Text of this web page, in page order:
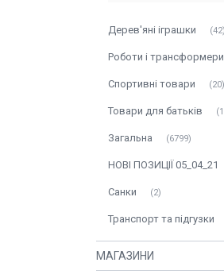
Дерев'яні іграшки 42
Роботи і трансформери
Спортивні товари 20
Товари для батьків 1
Загальна 6799
НОВІ ПОЗИЦІЇ 05_04_21
Санки 2
Транспорт та підгузки
МАГАЗИНИ